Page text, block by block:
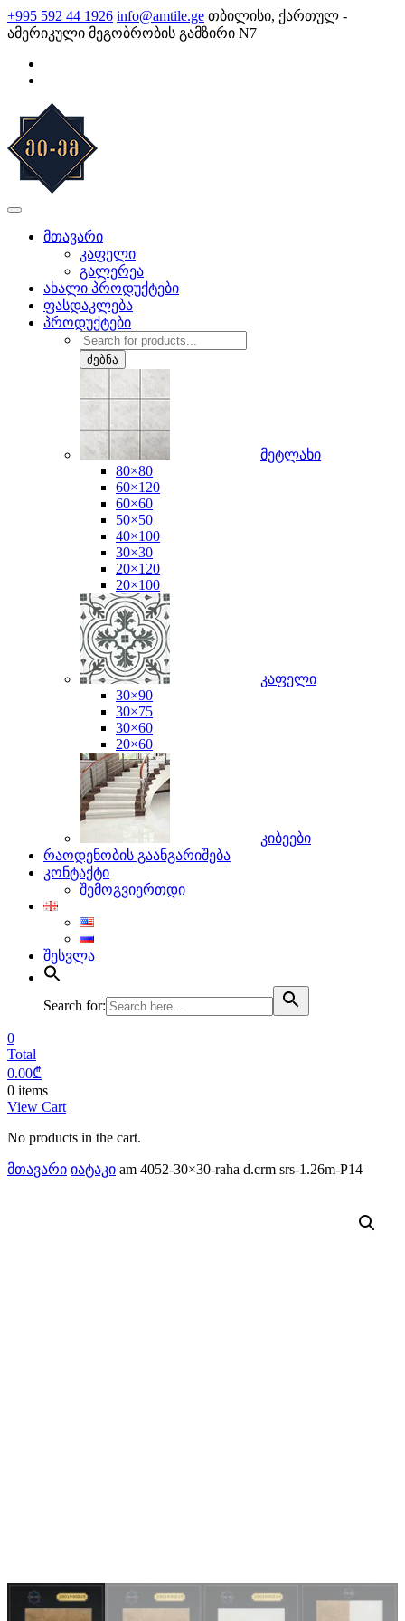
Skip
to
content
+995 592 44 1926 info@amtile.ge თბილისი, ქართულ -
ამერიკული მეგობრობის გამზირი N7
მთავარი
კაფელი
გალერეა
ახალი პროდუქტები
ფასდაკლება
პროდუქტები
Products
search
ძებნა
მეტლახი
80×80
60×120
60×60
50×50
40×100
30×30
20×120
20×100
კაფელი
30×90
30×75
30×60
20×60
კიბეები
რაოდენობის გაანგარიშება
კონტაქტი
შემოგვიერთდი
შესვლა
Search for:
0
Total
0.00₾
0 items
View Cart
No products in the cart.
მთავარი იატაკი am 4052-30×30-raha d.crm srs-1.26m-P14